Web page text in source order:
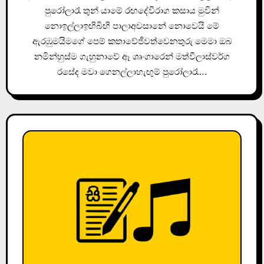
පුරෝලාරෑ තුන් යාමේ රඟදේවීරාග කසාය මුවින්
නොඉල්ලාඉඟිබිඟි පාලාඅවසානේ නොවෙයි මේ
ඇරඹුමයිමගේ පෙම් කතාවේජීවත්වෙනතුරු මෙමා ඔබ
නමින්හුස්ම ගැහුනාවේ ඈ ශෘංගාරෙන් මත්වීලාස්වර්ග
රසේද මවා ගෙනල්ලාහැඟුම් පුරෝලාරෑ…